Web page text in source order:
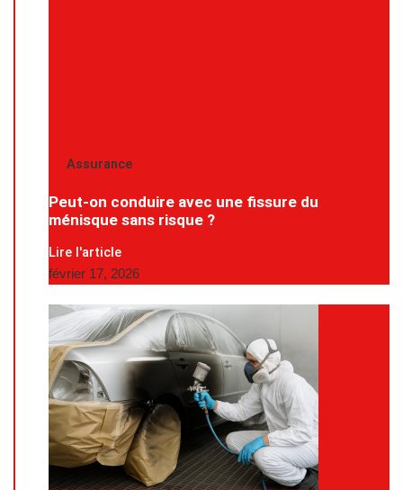
Assurance
Peut-on conduire avec une fissure du
ménisque sans risque ?
Lire l'article
février 17, 2026